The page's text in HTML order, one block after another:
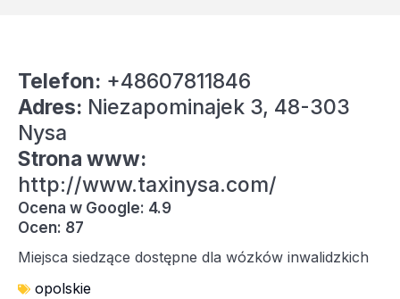
Telefon: +48607811846
Adres: Niezapominajek 3, 48-303
Nysa
Strona www:
http://www.taxinysa.com/
Ocena w Google: 4.9
Ocen: 87
Miejsca siedzące dostępne dla wózków inwalidzkich
opolskie